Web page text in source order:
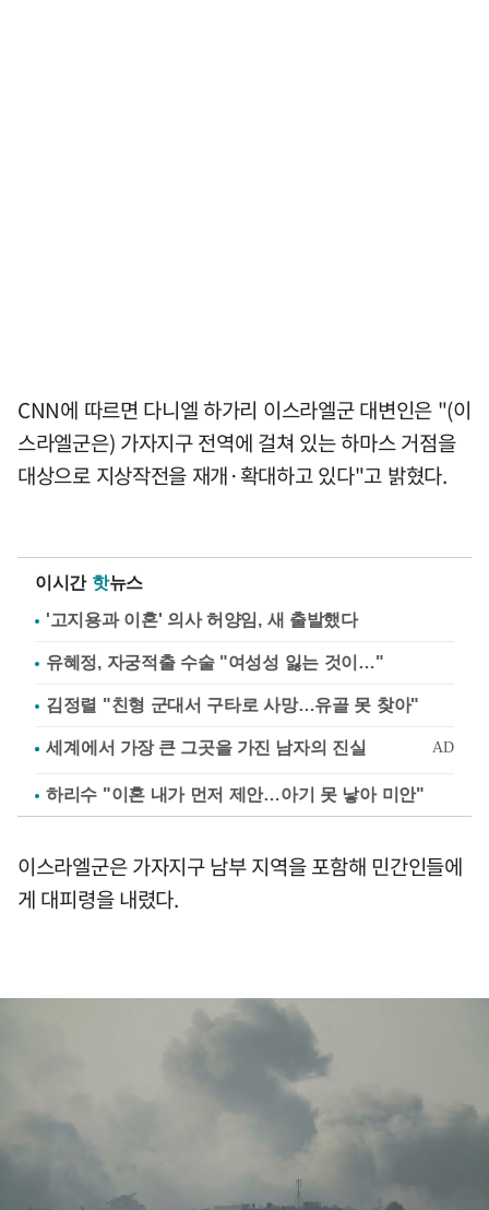
CNN에 따르면 다니엘 하가리 이스라엘군 대변인은 "(이
스라엘군은) 가자지구 전역에 걸쳐 있는 하마스 거점을
대상으로 지상작전을 재개·확대하고 있다"고 밝혔다.
이시간 핫뉴스
'고지용과 이혼' 의사 허양임, 새 출발했다
유혜정, 자궁적출 수술 "여성성 잃는 것이…"
김정렬 "친형 군대서 구타로 사망…유골 못 찾아"
하리수 "이혼 내가 먼저 제안…아기 못 낳아 미안"
이스라엘군은 가자지구 남부 지역을 포함해 민간인들에
게 대피령을 내렸다.